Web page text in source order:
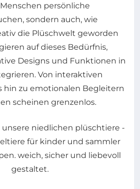
persönliche
sondern auch, wie
die Plüschwelt geworden
auf dieses Bedürfnis,
Designs und Funktionen in
Von interaktiven
hin zu emotionalen Begleitern
scheinen grenzenlos.